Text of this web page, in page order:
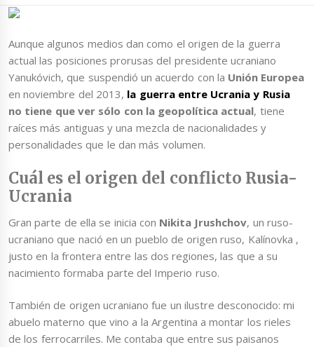
Aunque algunos medios dan como el origen de la guerra
actual las posiciones prorusas del presidente ucraniano
Yanukóvich, que suspendió un acuerdo con la Unión Europea
en noviembre del 2013, la guerra entre Ucrania y Rusia
no tiene que ver sólo con la geopolítica actual, tiene
raíces más antiguas y una mezcla de nacionalidades y
personalidades que le dan más volumen.
Cuál es el origen del conflicto Rusia-
Ucrania
Gran parte de ella se inicia con Nikita Jrushchov, un ruso-
ucraniano que nació en un pueblo de origen ruso, Kalínovka ,
justo en la frontera entre las dos regiones, las que a su
nacimiento formaba parte del Imperio ruso.
También de origen ucraniano fue un ilustre desconocido: mi
abuelo materno que vino a la Argentina a montar los rieles
de los ferrocarriles. Me contaba que entre sus paisanos